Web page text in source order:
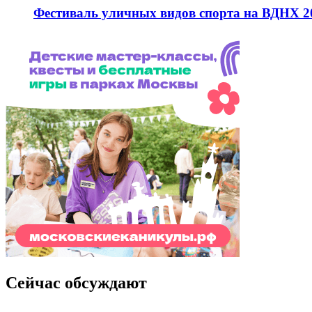
Фестиваль уличных видов спорта на ВДНХ
Сейчас обсуждают